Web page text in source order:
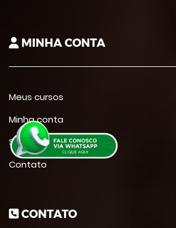
MINHA CONTA
Meus cursos
Minha conta
Suporte
Contato
CONTATO